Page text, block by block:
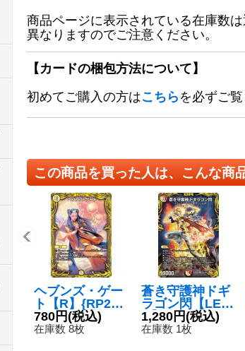
商品ページに表示されている在庫数
異なりますのでご注意ください。
【カードの梱包方法について】
初めてご購入の方はこちら を必ずご覧
この商品を買った人は、こんな商
ヘブンズ・ゲー
ト【R】{RP201
9B/20}《光》
780円(税込)
在庫数 8枚
蒼き守護神ドギ
ラゴン閃【LE
G】{RP22SP2/
SP6}《多》
1,280円(税込)
在庫数 1枚